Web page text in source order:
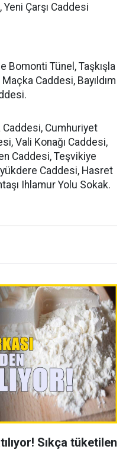
Çarşı Caddesi
Bomonti Tünel, Taşkışla
Caddesi, Bayıldım
Caddesi, Cumhuriyet
Vali Konağı Caddesi,
Caddesi, Teşvikiye
Caddesi, Hasret
Ihlamur Yolu Sokak.
Sıkça tüketilen